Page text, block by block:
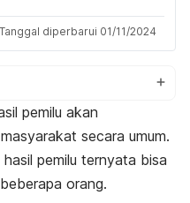
Tanggal diperbarui 01/11/2024
pemilu akan
secara umum.
pemilu ternyata bisa
orang.